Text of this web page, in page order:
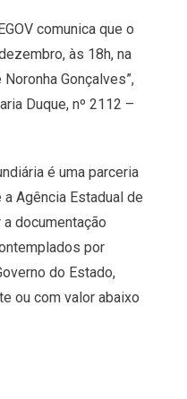
comunica que o
às 18h, na
Gonçalves”,
Duque, nº 2112 –
é uma parceria
Agência Estadual de
documentação
por
do Estado,
ou com valor abaixo